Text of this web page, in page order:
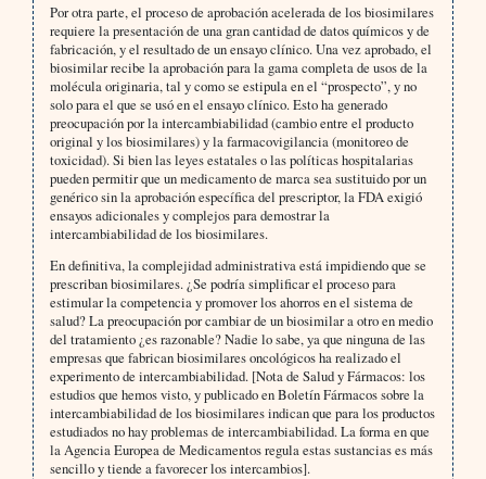
Por otra parte, el proceso de aprobación acelerada de los biosimilares
requiere la presentación de una gran cantidad de datos químicos y de
fabricación, y el resultado de un ensayo clínico. Una vez aprobado, el
biosimilar recibe la aprobación para la gama completa de usos de la
molécula originaria, tal y como se estipula en el “prospecto”, y no
solo para el que se usó en el ensayo clínico. Esto ha generado
preocupación por la intercambiabilidad (cambio entre el producto
original y los biosimilares) y la farmacovigilancia (monitoreo de
toxicidad). Si bien las leyes estatales o las políticas hospitalarias
pueden permitir que un medicamento de marca sea sustituido por un
genérico sin la aprobación específica del prescriptor, la FDA exigió
ensayos adicionales y complejos para demostrar la
intercambiabilidad de los biosimilares.
En definitiva, la complejidad administrativa está impidiendo que se
prescriban biosimilares. ¿Se podría simplificar el proceso para
estimular la competencia y promover los ahorros en el sistema de
salud? La preocupación por cambiar de un biosimilar a otro en medio
del tratamiento ¿es razonable? Nadie lo sabe, ya que ninguna de las
empresas que fabrican biosimilares oncológicos ha realizado el
experimento de intercambiabilidad. [Nota de Salud y Fármacos: los
estudios que hemos visto, y publicado en Boletín Fármacos sobre la
intercambiabilidad de los biosimilares indican que para los productos
estudiados no hay problemas de intercambiabilidad. La forma en que
la Agencia Europea de Medicamentos regula estas sustancias es más
sencillo y tiende a favorecer los intercambios].